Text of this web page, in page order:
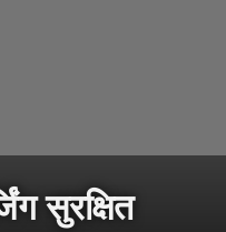
सुरक्षित